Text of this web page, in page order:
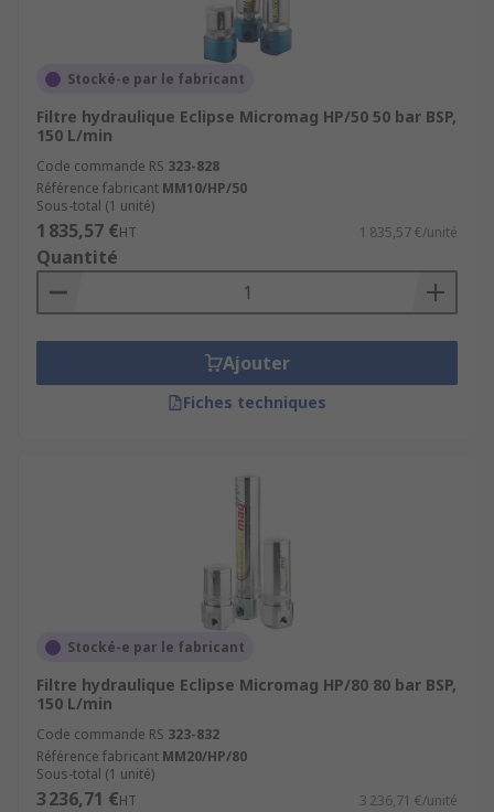
Stocké-e par le fabricant
Filtre hydraulique Eclipse Micromag HP/50 50 bar BSP,
150 L/min
Code commande RS 323-828
Référence fabricant MM10/HP/50
Sous-total (1 unité)
1 835,57 €HT 1 835,57 €/unité
Quantité
Ajouter
Fiches techniques
Stocké-e par le fabricant
Filtre hydraulique Eclipse Micromag HP/80 80 bar BSP,
150 L/min
Code commande RS 323-832
Référence fabricant MM20/HP/80
Sous-total (1 unité)
3 236,71 €HT 3 236,71 €/unité